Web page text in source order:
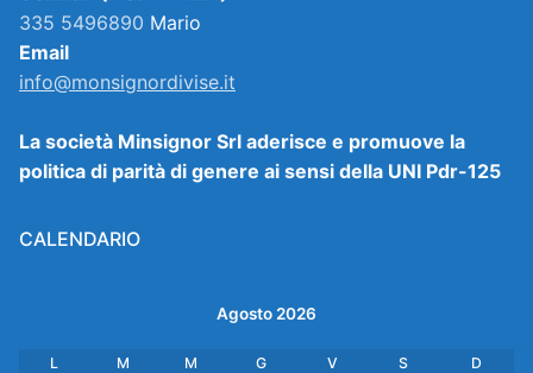
335 5496890 Mario
Email
info@monsignordivise.it
La società Minsignor Srl aderisce e promuove la
politica di parità di genere ai sensi della UNI Pdr-125
CALENDARIO
Agosto 2026
L M M G V S
D